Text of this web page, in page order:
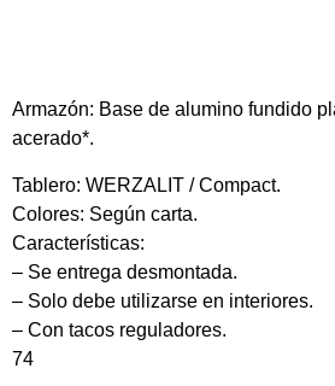
Armazón: Base de alumino fundido
acerado*.
Tablero: WERZALIT / Compact.
Colores: Según carta.
Características:
– Se entrega desmontada.
– Solo debe utilizarse en interiores.
– Con tacos reguladores.
74